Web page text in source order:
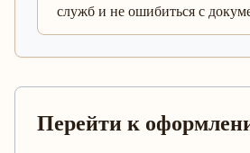
служб и не ошибиться с
Перейти к